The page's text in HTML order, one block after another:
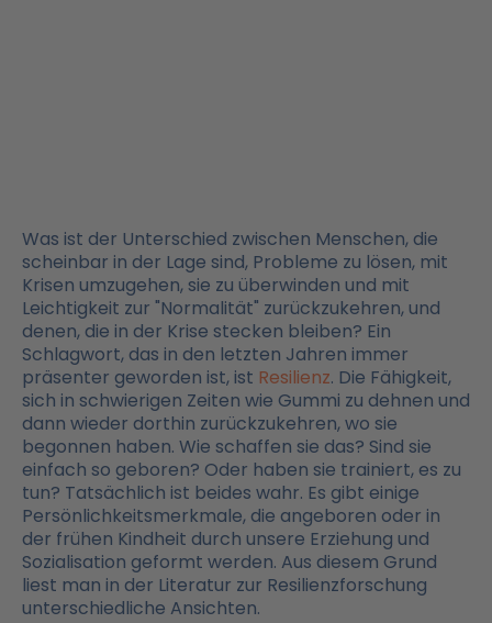
Was ist der Unterschied zwischen Menschen, die
scheinbar in der Lage sind, Probleme zu lösen, mit
Krisen umzugehen, sie zu überwinden und mit
Leichtigkeit zur "Normalität" zurückzukehren, und
denen, die in der Krise stecken bleiben? Ein
Schlagwort, das in den letzten Jahren immer
präsenter geworden ist, ist Resilienz. Die Fähigkeit,
sich in schwierigen Zeiten wie Gummi zu dehnen und
dann wieder dorthin zurückzukehren, wo sie
begonnen haben. Wie schaffen sie das? Sind sie
einfach so geboren? Oder haben sie trainiert, es zu
tun? Tatsächlich ist beides wahr. Es gibt einige
Persönlichkeitsmerkmale, die angeboren oder in
der frühen Kindheit durch unsere Erziehung und
Sozialisation geformt werden. Aus diesem Grund
liest man in der Literatur zur Resilienzforschung
unterschiedliche Ansichten.